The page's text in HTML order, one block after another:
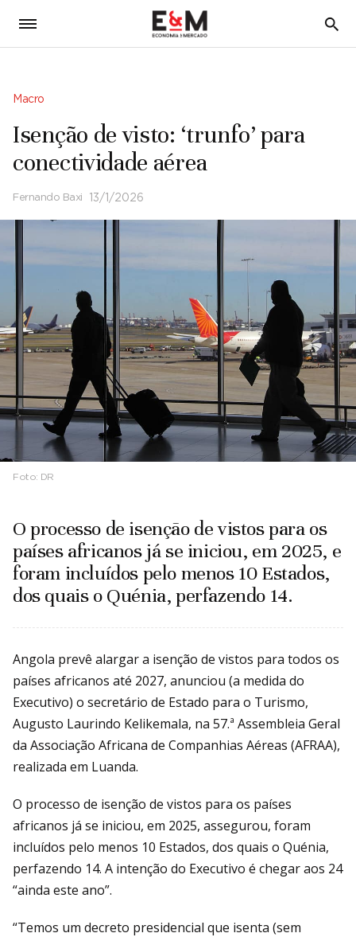
5
Macro
Isenção de visto: ‘trunfo’ para
conectividade aérea
Fernando Baxi 13/1/2026
Foto: DR
O processo de isenção de vistos para os
países africanos já se iniciou, em 2025, e
foram incluídos pelo menos 10 Estados,
dos quais o Quénia, perfazendo 14.
Angola prevê alargar a isenção de vistos para todos os
países africanos até 2027, anunciou (a medida do
Executivo) o secretário de Estado para o Turismo,
Augusto Laurindo Kelikemala, na 57.ª Assembleia Geral
da Associação Africana de Companhias Aéreas (AFRAA),
realizada em Luanda.
O processo de isenção de vistos para os países
africanos já se iniciou, em 2025, assegurou, foram
incluídos pelo menos 10 Estados, dos quais o Quénia,
perfazendo 14. A intenção do Executivo é chegar aos 24
“ainda este ano”.
“Temos um decreto presidencial que isenta (sem